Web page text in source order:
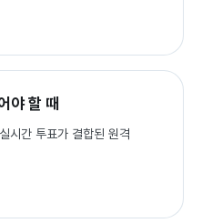
야 할 때
시간 투표가 결합된 원격